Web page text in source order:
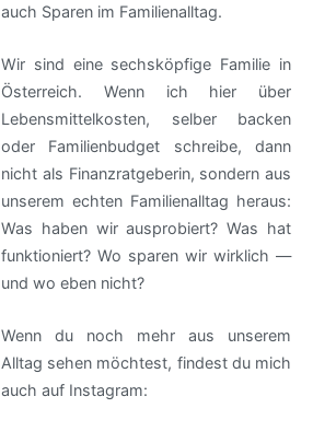
auch Sparen im Familienalltag.
Wir sind eine sechsköpfige Familie in
Österreich. Wenn ich hier über
Lebensmittelkosten, selber backen
oder Familienbudget schreibe, dann
nicht als Finanzratgeberin, sondern aus
unserem echten Familienalltag heraus:
Was haben wir ausprobiert? Was hat
funktioniert? Wo sparen wir wirklich —
und wo eben nicht?
Wenn du noch mehr aus unserem
Alltag sehen möchtest, findest du mich
auch auf Instagram: